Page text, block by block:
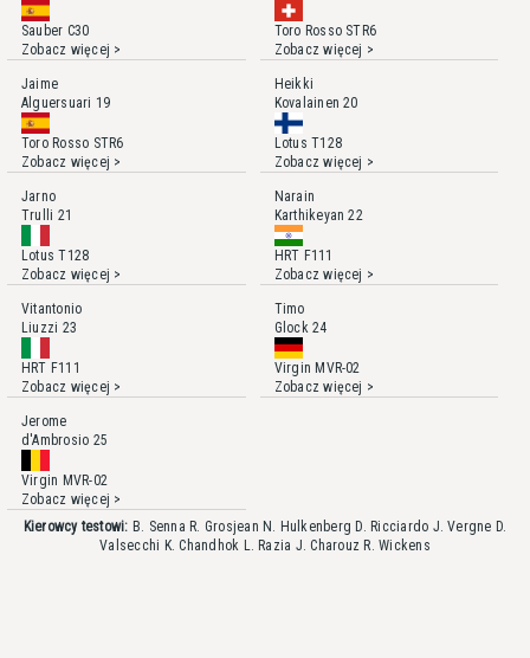
Sauber C30
Zobacz więcej >
Toro Rosso STR6
Zobacz więcej >
Jaime
Alguersuari 19
Toro Rosso STR6
Zobacz więcej >
Heikki
Kovalainen20
Lotus T128
Zobacz więcej >
Jarno
Trulli 21
Lotus T128
Zobacz więcej >
Narain
Karthikeyan22
HRT F111
Zobacz więcej >
Vitantonio
Liuzzi 23
HRT F111
Zobacz więcej >
Timo
Glock24
Virgin MVR-02
Zobacz więcej >
Jerome
d'Ambrosio 25
Virgin MVR-02
Zobacz więcej >
Kierowcy testowi: B. Senna R. Grosjean N. Hulkenberg D. Ricciardo J. Vergne D.
Valsecchi K. Chandhok L. Razia J. Charouz R. Wickens